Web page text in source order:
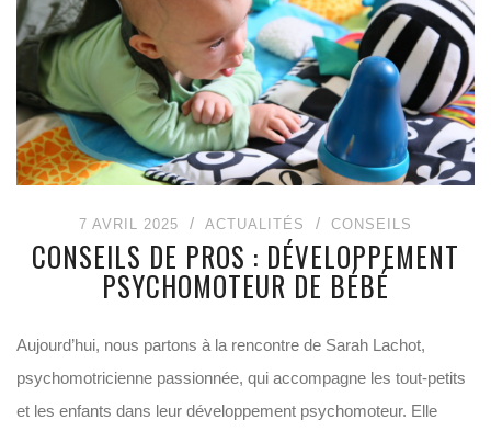
7 AVRIL 2025 ACTUALITÉS CONSEILS
CONSEILS DE PROS : DÉVELOPPEMENT
PSYCHOMOTEUR DE BÉBÉ
Aujourd’hui, nous partons à la rencontre de Sarah Lachot,
psychomotricienne passionnée, qui accompagne les tout-petits
et les enfants dans leur développement psychomoteur. Elle